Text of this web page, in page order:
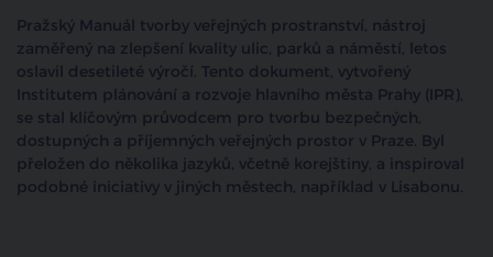
Pražský Manuál tvorby veřejných prostranství, nástroj
zaměřený na zlepšení kvality ulic, parků a náměstí, letos
oslavil desetileté výročí. Tento dokument, vytvořený
Institutem plánování a rozvoje hlavního města Prahy (IPR),
se stal klíčovým průvodcem pro tvorbu bezpečných,
dostupných a příjemných veřejných prostor v Praze. Byl
přeložen do několika jazyků, včetně korejštiny, a inspiroval
podobné iniciativy v jiných městech, například v Lisabonu.